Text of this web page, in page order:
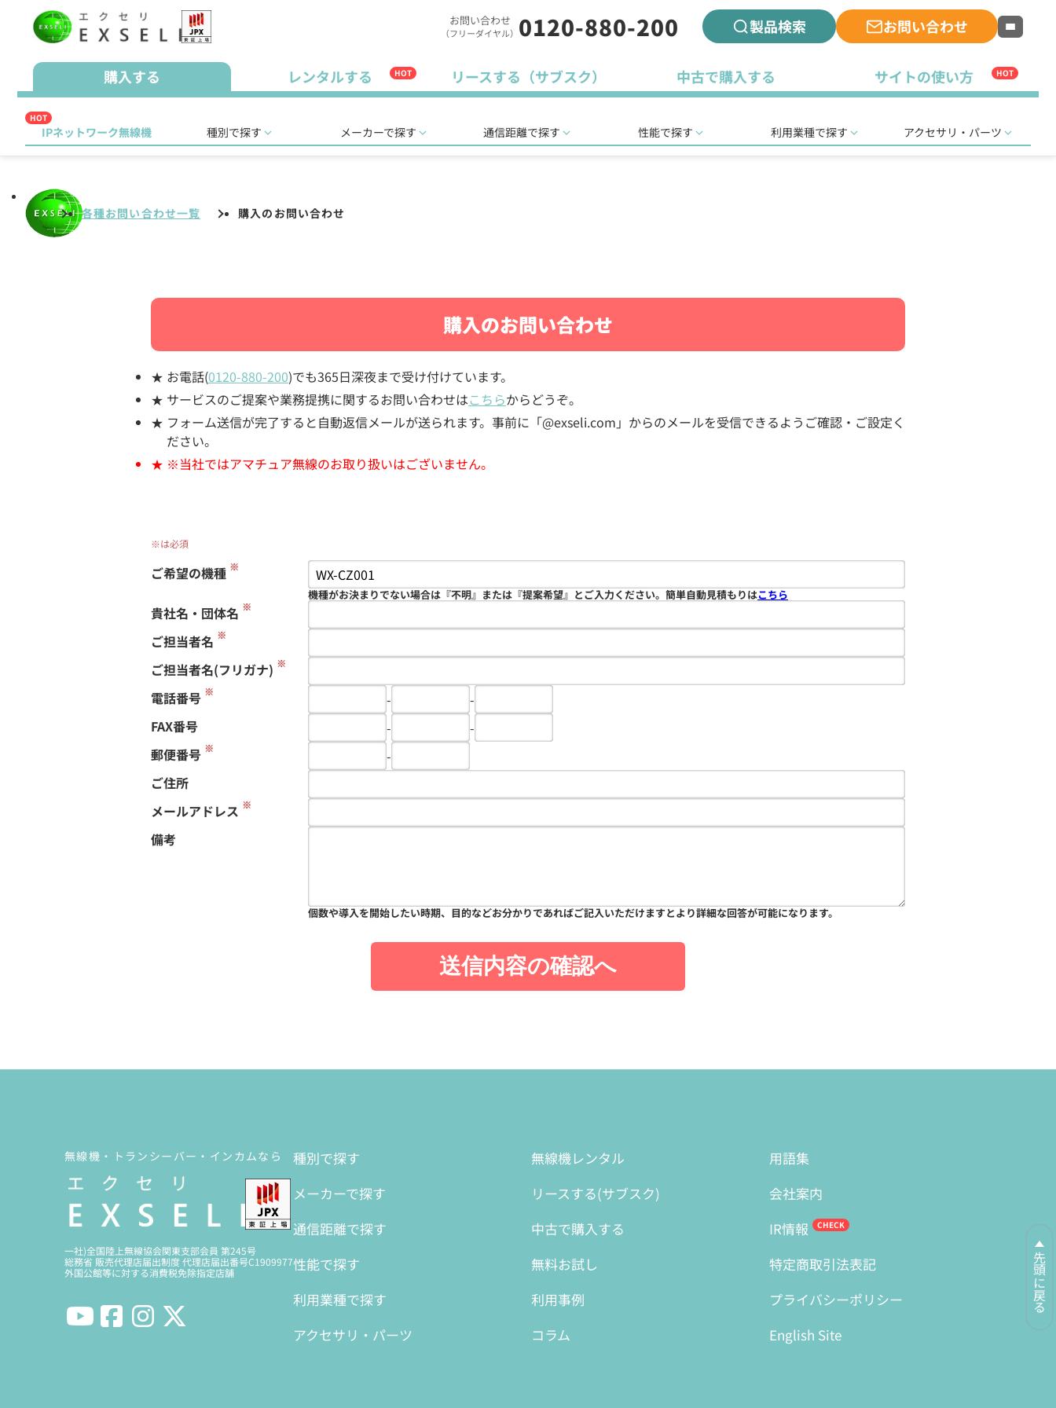
お問い合わせ
（フリーダイヤル） 0120-880-200 製品検索 お問い合わせ
購入する レンタルする HOT リースする（サブスク） 中古で購入する サイトの使い方 HOT
HOT
IPネットワーク無線機 種別で探す メーカーで探す 通信距離で探す 性能で探す 利用業種で探す アクセサリ・パーツ
各種お問い合わせ一覧 購入のお問い合わせ
購入のお問い合わせ
お電話(0120-880-200)でも365日深夜まで受け付けています。
サービスのご提案や業務提携に関するお問い合わせはこちらからどうぞ。
フォーム送信が完了すると自動返信メールが送られます。事前に「@exseli.com」からのメールを受信できるようご確認・ご設定く
ださい。
※当社ではアマチュア無線のお取り扱いはございません。
※は必須
ご希望の機種 ※
機種がお決まりでない場合は『不明』または『提案希望』とご入力ください。簡単自動見積もりはこちら
貴社名・団体名 ※
ご担当者名 ※
ご担当者名(フリガナ) ※
電話番号 ※ -
-
FAX番号
-
-
郵便番号 ※
-
ご住所
メールアドレス ※
備考
個数や導入を開始したい時期、目的などお分かりであればご記入いただけますとより詳細な回答が可能になります。
送信内容の確認へ
先頭に戻る
無線機・トランシーバー・インカムなら
一社)全国陸上無線協会関東支部会員 第245号
総務省 販売代理店届出制度 代理店届出番号C1909977
外国公館等に対する消費税免除指定店舗
種別で探す
メーカーで探す
通信距離で探す
性能で探す
利用業種で探す
アクセサリ・パーツ
無線機レンタル
リースする(サブスク)
中古で購入する
無料お試し
利用事例
コラム
用語集
会社案内
IR情報
特定商取引法表記
プライバシーポリシー
English Site